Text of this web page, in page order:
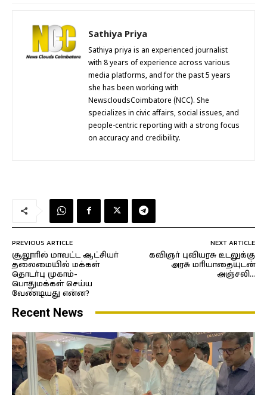
Sathiya Priya
Sathiya priya is an experienced journalist
with 8 years of experience across various
media platforms, and for the past 5 years
she has been working with
NewscloudsCoimbatore (NCC). She
specializes in civic affairs, social issues, and
people-centric reporting with a strong focus
on accuracy and credibility.
PREVIOUS ARTICLE
சூலூரில் மாவட்ட ஆட்சியர்
தலைமையில் மக்கள்
தொடர்பு முகாம்-
பொதுமக்கள் செய்ய
வேண்டியது என்ன?
NEXT ARTICLE
கவிஞர் புவியரசு உடலுக்கு
அரசு மரியாதையுடன்
அஞ்சலி…
Recent News